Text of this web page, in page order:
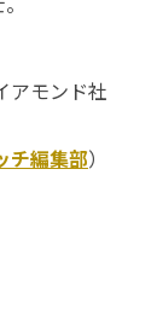
アモンド社
チ編集部）